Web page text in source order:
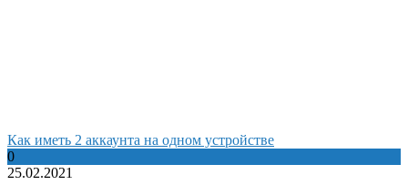
Как иметь 2 аккаунта на одном устройстве
0
25.02.2021